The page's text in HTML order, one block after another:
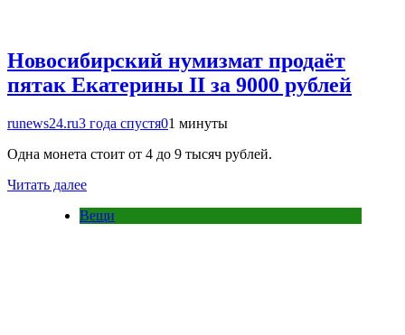
Новосибирский нумизмат продаёт
пятак Екатерины II за 9000 рублей
runews24.ru3 года спустя01 минуты
Одна монета стоит от 4 до 9 тысяч рублей.
Читать далее
Вещи